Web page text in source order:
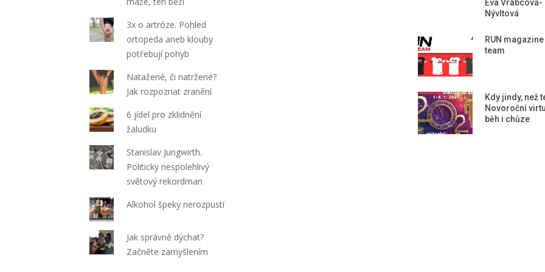
3x o artróze. Pohled
ortopeda aneb klouby
potřebují pohyb
Natažené, či natržené?
Jak rozpoznat zranění
6 jídel pro zklidnění
žaludku
Stanislav Jungwirth.
Politicky nespolehlivý
světový rekordman
Alkohol špeky nerozpustí
Jak správně dýchat?
Začněte zamyšlením
Eva Vrabcová-
Nývltová
RUN magazine
team
Kdy jindy, než
Novoroční
běh i chůze